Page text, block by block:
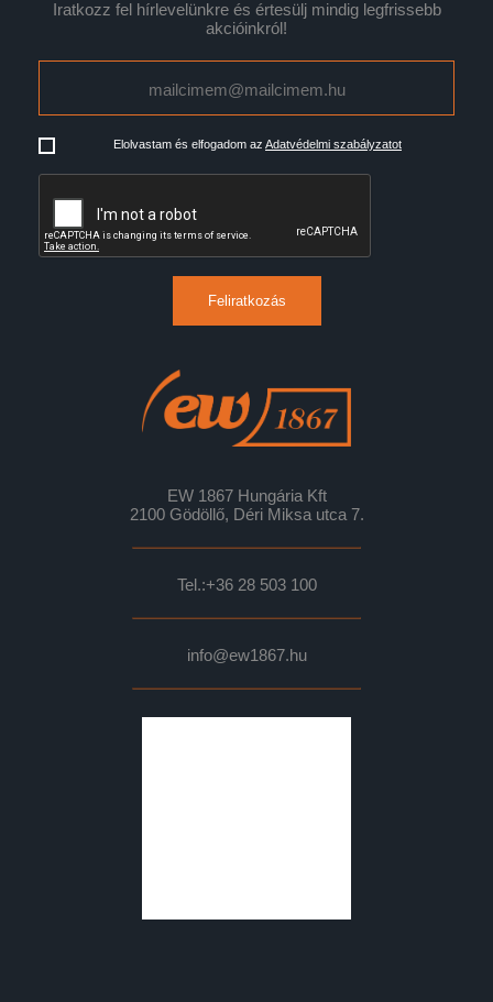
Iratkozz fel hírlevelünkre és értesülj mindig legfrissebb
akcióinkról!
Elolvastam és elfogadom az Adatvédelmi szabályzatot
Feliratkozás
EW 1867 Hungária Kft
2100 Gödöllő, Déri Miksa utca 7.
Tel.:+36 28 503 100
info@ew1867.hu